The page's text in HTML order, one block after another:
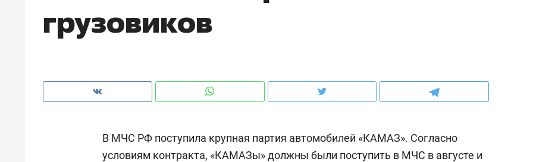
грузовиков
В МЧС РФ поступила крупная партия автомобилей «КАМАЗ». Согласно
условиям контракта, «КАМАЗы» должны были поступить в МЧС в августе и
чем интересен Оман?